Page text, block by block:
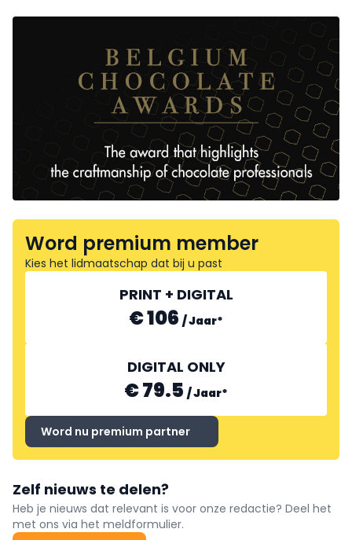
Word premium member
Kies het lidmaatschap dat bij u past
PRINT + DIGITAL
€ 106 /Jaar*
DIGITAL ONLY
€ 79.5 /Jaar*
Word nu premium partner
Zelf nieuws te delen?
Heb je nieuws dat relevant is voor onze redactie? Deel het
met ons via het meldformulier.